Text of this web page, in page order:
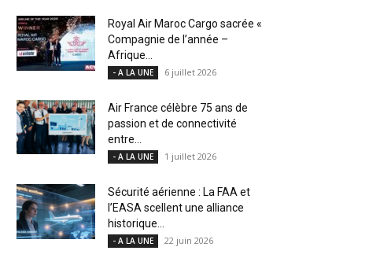
Royal Air Maroc Cargo sacrée «
Compagnie de l’année –
Afrique...
- A LA UNE 6 juillet 2026
Air France célèbre 75 ans de
passion et de connectivité
entre...
- A LA UNE 1 juillet 2026
Sécurité aérienne : La FAA et
l’EASA scellent une alliance
historique...
- A LA UNE 22 juin 2026